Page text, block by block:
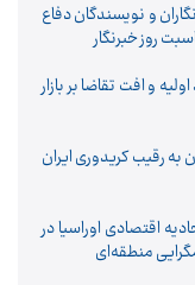
و نویسندگان دفاع
روز خبرنگار
و افت تقاضا بر بازار
رقیب کریدوری ایران
اقتصادی اوراسیا در
منطقه‌ای